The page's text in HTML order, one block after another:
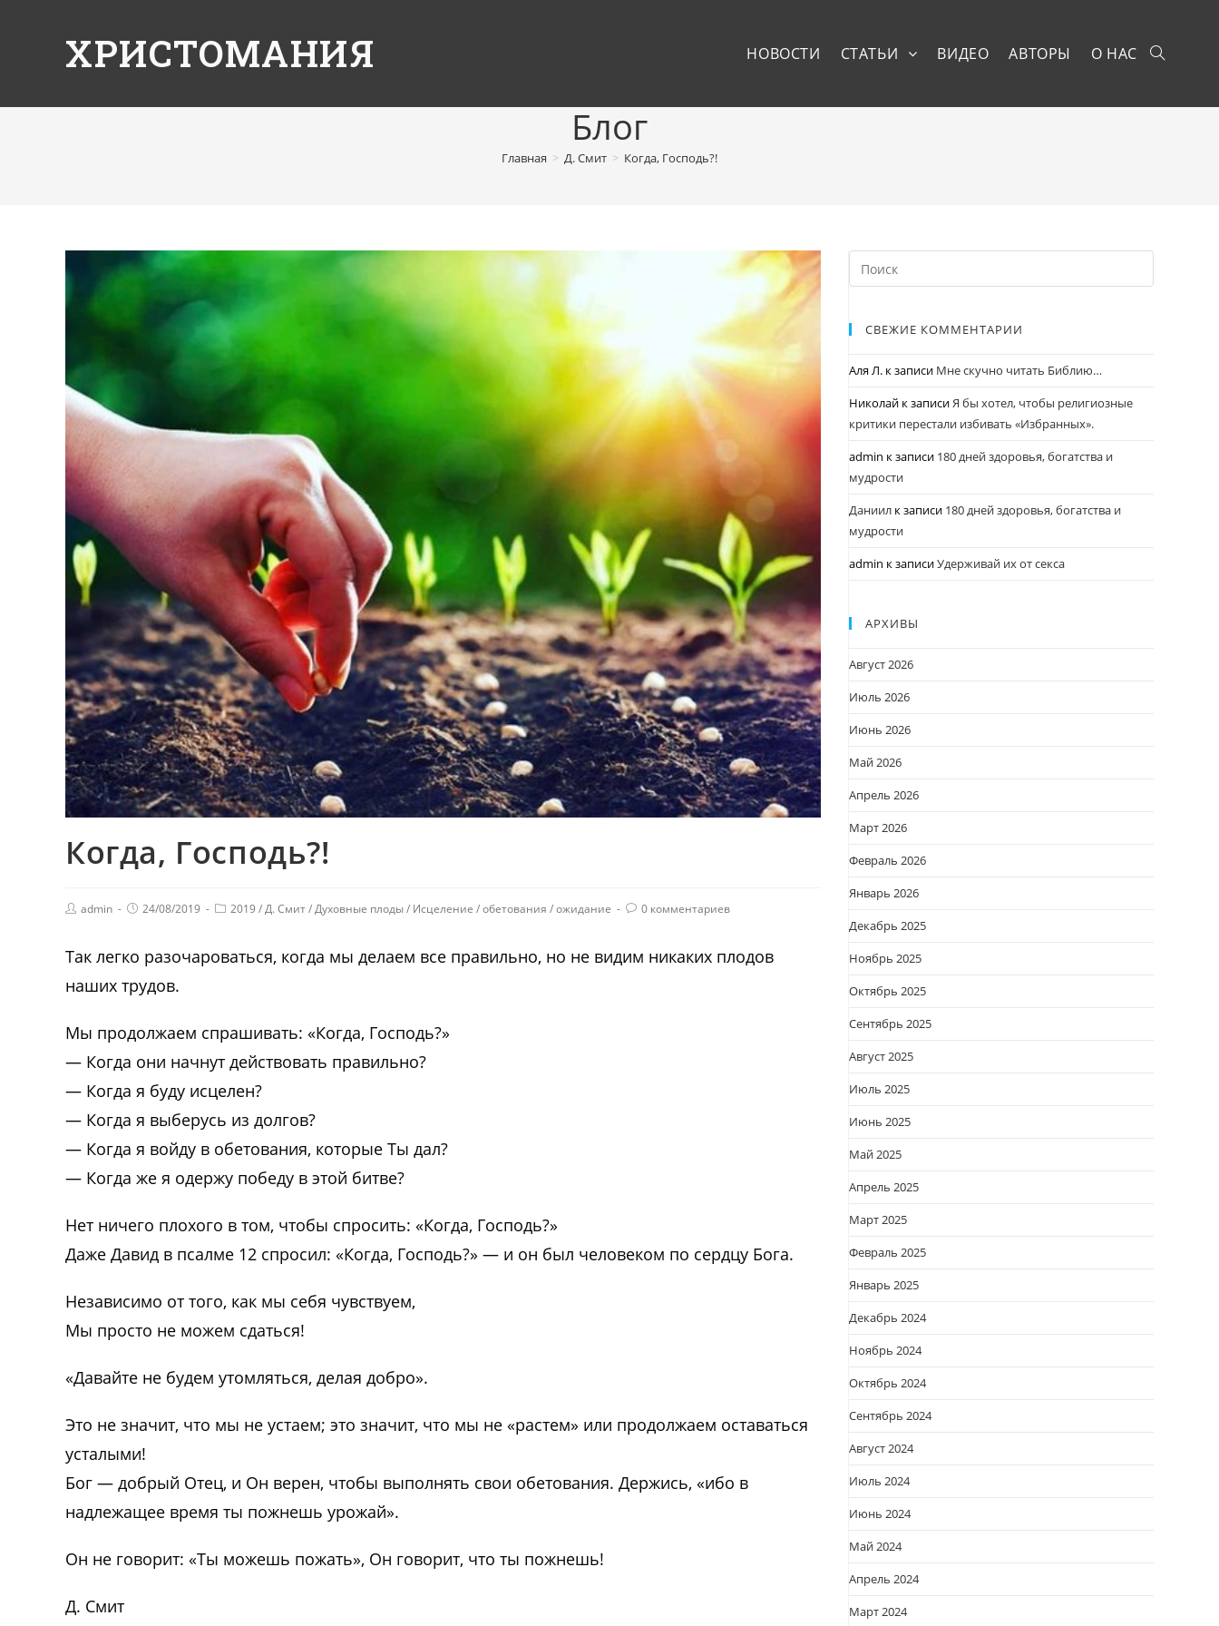
ХРИСТОМАНИЯ НОВОСТИ СТАТЬИ ВИДЕО АВТОРЫ О НАС
Блог
Главная > Д. Смит > Когда, Господь?!
Когда, Господь?!
admin 24/08/2019 2019/Д. Смит/Духовные плоды/ Исцеление /обетования /ожидание 0 комментариев
Так легко разочароваться, когда мы делаем все правильно, но не видим никаких плодов
наших трудов.
Мы продолжаем спрашивать: «Когда, Господь?»
— Когда они начнут действовать правильно?
— Когда я буду исцелен?
— Когда я выберусь из долгов?
— Когда я войду в обетования, которые Ты дал?
— Когда же я одержу победу в этой битве?
Нет ничего плохого в том, чтобы спросить: «Когда, Господь?»
Даже Давид в псалме 12 спросил: «Когда, Господь?» — и он был человеком по сердцу Бога.
Независимо от того, как мы себя чувствуем,
Мы просто не можем сдаться!
«Давайте не будем утомляться, делая добро».
Это не значит, что мы не устаем; это значит, что мы не «растем» или продолжаем оставаться
усталыми!
Бог — добрый Отец, и Он верен, чтобы выполнять свои обетования. Держись, «ибо в
надлежащее время ты пожнешь урожай».
Он не говорит: «Ты можешь пожать», Он говорит, что ты пожнешь!
Д. Смит
СВЕЖИЕ КОММЕНТАРИИ
Аля Л. к записи Мне скучно читать Библию…
Николай к записиЯ бы хотел, чтобы религиозные
критики перестали избивать «Избранных».
admin к записи 180 дней здоровья, богатства и
мудрости
Даниил к записи 180 дней здоровья, богатства и
мудрости
admin к записиУдерживай их от секса
АРХИВЫ
Август 2026
Июль 2026
Июнь 2026
Май 2026
Апрель 2026
Март 2026
Февраль 2026
Январь 2026
Декабрь 2025
Ноябрь 2025
Октябрь 2025
Сентябрь 2025
Август 2025
Июль 2025
Июнь 2025
Май 2025
Апрель 2025
Март 2025
Февраль 2025
Январь 2025
Декабрь 2024
Ноябрь 2024
Октябрь 2024
Сентябрь 2024
Август 2024
Июль 2024
Июнь 2024
Май 2024
Апрель 2024
Март 2024